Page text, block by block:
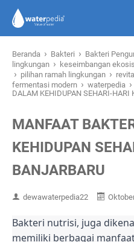
Beranda › Bakteri › Bakteri
lingkungan › keseimbangan
› pilihan ramah lingkungan ›
fermentasi modern › waterpedia ›
DALAM KEHIDUPAN SEHARI-HARI
MANFAAT
KEHIDUPAN
BANJARBARU
dewawaterpedia22
Bakteri nutrisi, juga
memiliki berbagai